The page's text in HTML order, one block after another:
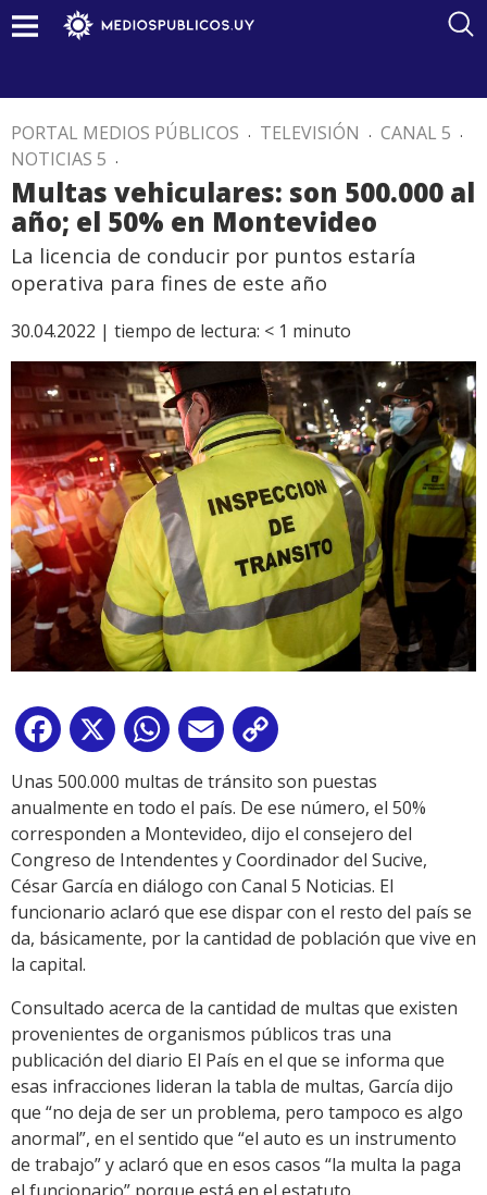
PORTAL MEDIOS PÚBLICOS . TELEVISIÓN . CANAL 5 .
NOTICIAS 5 .
Multas vehiculares: son 500.000 al
año; el 50% en Montevideo
La licencia de conducir por puntos estaría
operativa para fines de este año
30.04.2022 | tiempo de lectura: < 1 minuto
Facebook
X WhatsApp
Email
Link
Unas 500.000 multas de tránsito son puestas
anualmente en todo el país. De ese número, el 50%
corresponden a Montevideo, dijo el consejero del
Congreso de Intendentes y Coordinador del Sucive,
César García en diálogo con Canal 5 Noticias. El
funcionario aclaró que ese dispar con el resto del país se
da, básicamente, por la cantidad de población que vive en
la capital.
Consultado acerca de la cantidad de multas que existen
provenientes de organismos públicos tras una
publicación del diario El País en el que se informa que
esas infracciones lideran la tabla de multas, García dijo
que “no deja de ser un problema, pero tampoco es algo
anormal”, en el sentido que “el auto es un instrumento
de trabajo” y aclaró que en esos casos “la multa la paga